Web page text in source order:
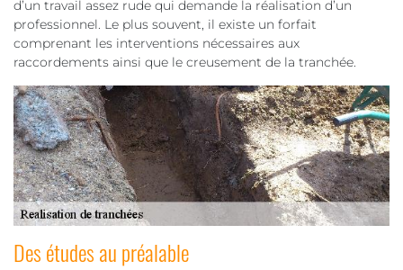
d’un travail assez rude qui demande la réalisation d’un
professionnel. Le plus souvent, il existe un forfait
comprenant les interventions nécessaires aux
raccordements ainsi que le creusement de la tranchée.
Des études au préalable